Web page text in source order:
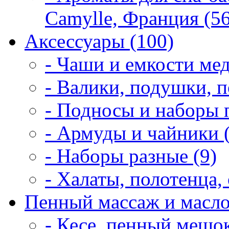
Camylle, Франция
Аксессуары (100)
- Чаши и емкости
- Валики, подушки,
- Подносы и наборы
- Армуды и чайники
- Наборы разные (9)
- Халаты, полотенца,
Пенный массаж и
- Кесе, пенный